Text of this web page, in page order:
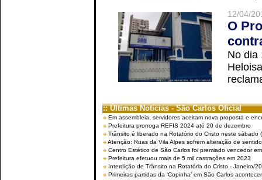
12/04/
O
No dia
:: Últimas Notícias - São Carlos Oficial
Em assembleia, servidores aceitam nova proposta e
Prefeitura prorroga REFIS 2024 até 20 de dezembro
Trânsito é liberado na Rotatório do Cristo neste sábado
Atenção: Ruas da Vila Alpes sofrem alteração de
Centro Estético de São Carlos foi premiado vencedor
Prefeitura efetuou mais de 5 mil castrações em 2023
Interdição de Trânsito na Rotatória do Cristo - Janeiro/
Primeiras partidas da ‘Copinha’ em São Carlos